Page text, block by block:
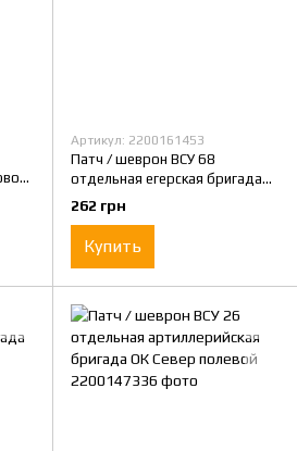
Артикул: 2200161453
Патч / шеврон ВСУ 68
отдельная егерская бригада
им. О.Добвуша ОК Запад
полевой
262 грн
Купить